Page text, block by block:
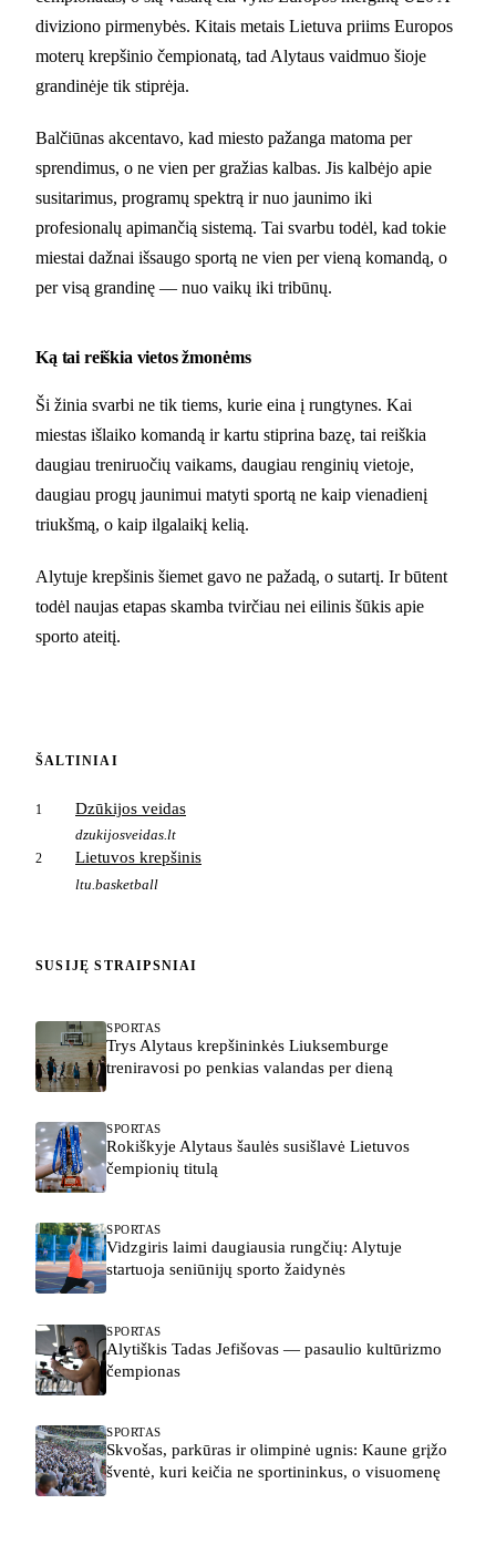
diviziono pirmenybės. Kitais metais Lietuva priims Europos
moterų krepšinio čempionatą, tad Alytaus vaidmuo šioje
grandinėje tik stiprėja.
Balčiūnas akcentavo, kad miesto pažanga matoma per
sprendimus, o ne vien per gražias kalbas. Jis kalbėjo apie
susitarimus, programų spektrą ir nuo jaunimo iki
profesionalų apimančią sistemą. Tai svarbu todėl, kad tokie
miestai dažnai išsaugo sportą ne vien per vieną komandą, o
per visą grandinę — nuo vaikų iki tribūnų.
Ką tai reiškia vietos žmonėms
Ši žinia svarbi ne tik tiems, kurie eina į rungtynes. Kai
miestas išlaiko komandą ir kartu stiprina bazę, tai reiškia
daugiau treniruočių vaikams, daugiau renginių vietoje,
daugiau progų jaunimui matyti sportą ne kaip vienadienį
triukšmą, o kaip ilgalaikį kelią.
Alytuje krepšinis šiemet gavo ne pažadą, o sutartį. Ir būtent
todėl naujas etapas skamba tvirčiau nei eilinis šūkis apie
sporto ateitį.
ŠALTINIAI
1 Dzūkijos veidas
dzukijosveidas.lt
2 Lietuvos krepšinis
ltu.basketball
SUSIJĘ STRAIPSNIAI
SPORTAS
Trys Alytaus krepšininkės Liuksemburge
treniravosi po penkias valandas per dieną
SPORTAS
Rokiškyje Alytaus šaulės susišlavė Lietuvos
čempionių titulą
SPORTAS
Vidzgiris laimi daugiausia rungčių: Alytuje
startuoja seniūnijų sporto žaidynės
SPORTAS
Alytiškis Tadas Jefišovas — pasaulio kultūrizmo
čempionas
SPORTAS
Skvošas, parkūras ir olimpinė ugnis: Kaune grįžo
šventė, kuri keičia ne sportininkus, o visuomenę